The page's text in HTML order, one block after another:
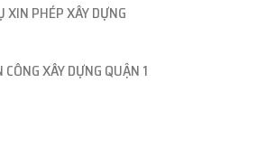
XIN PHÉP XÂY DỰNG
XÂY DỰNG QUẬN 1